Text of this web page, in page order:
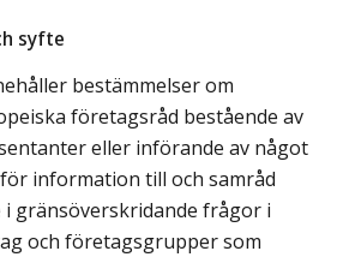
syfte
bestämmelser om
företagsråd bestående av
eller införande av något
information till och samråd
gränsöverskridande frågor i
och företagsgrupper som